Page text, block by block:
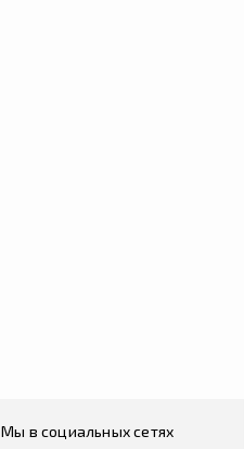
Мы в социальных сетях